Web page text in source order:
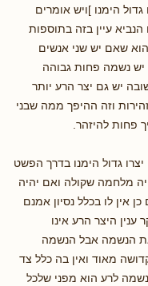
הימנו ]ויש אומרים
עיין בזה בתוספות
הוא שאם יש שני אנשים
יש נשמה פחות גבוהה
יש גם יצר הרע יותר
וזה ההיפך ממה שבני
פחות להיזהר.
גדול הימנו בדרך הפשט
מלחמה שקולה ואם יהיה
אין לו בכלל נסיון אמנם
ענין היצר הרע אינו
הנשמה אבל הנשמה
מאוד ואין בה כלל צד
לרע הוא מפני שלכל